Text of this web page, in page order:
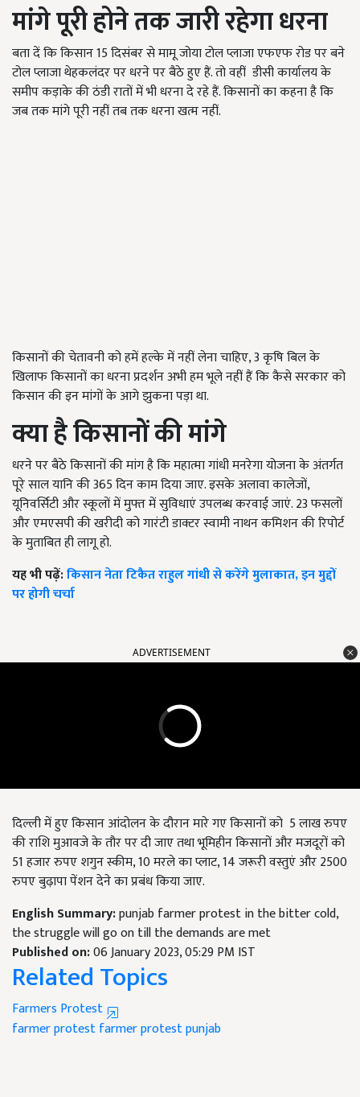
मांगे पूरी होने तक जारी रहेगा धरना
बता दें कि किसान 15 दिसंबर से मामू जोया टोल प्लाजा एफएफ रोड पर बने
टोल प्लाजा थेहकलंदर पर धरने पर बैठे हुए हैं. तो वहीं डीसी कार्यालय के
समीप कड़ाके की ठंडी रातों में भी धरना दे रहे हैं. किसानों का कहना है कि
जब तक मांगे पूरी नहीं तब तक धरना खत्म नहीं.
किसानों की चेतावनी को हमें हल्के में नहीं लेना चाहिए, 3 कृषि बिल के
खिलाफ किसानों का धरना प्रदर्शन अभी हम भूले नहीं हैं कि कैसे सरकार को
किसान की इन मांगों के आगे झुकना पड़ा था.
क्या है किसानों की मांगे
धरने पर बैठे किसानों की मांग है कि महात्मा गांधी मनरेगा योजना के अंतर्गत
पूरे साल यानि की 365 दिन काम दिया जाए. इसके अलावा कालेजों,
यूनिवर्सिटी और स्कूलों में मुफ्त में सुविधाएं उपलब्ध करवाई जाएं. 23 फसलों
और एमएसपी की खरीदी को गारंटी डाक्टर स्वामी नाथन कमिशन की रिपोर्ट
के मुताबित ही लागू हो.
यह भी पढ़ें:किसान नेता टिकैत राहुल गांधी से करेंगे मुलाकात, इन मुद्दों
पर होगी चर्चा
ADVERTISEMENT
दिल्ली में हुए किसान आंदोलन के दौरान मारे गए किसानों को 5 लाख रुपए
की राशि मुआवजे के तौर पर दी जाए तथा भूमिहीन किसानों और मजदूरों को
51 हजार रुपए शगुन स्कीम, 10 मरले का प्लाट, 14 जरूरी वस्तुएं और 2500
रुपए बुढ़ापा पेंशन देने का प्रबंध किया जाए.
English Summary:punjab farmer protest in the bitter cold,
the struggle will go on till the demands are met
Published on:06 January 2023, 05:29 PM IST
Related Topics
Farmers Protest
farmer protestfarmer protest punjab